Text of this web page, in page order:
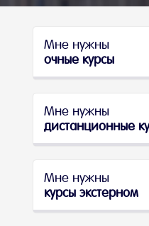
Мне нужны
очные курсы
Мне нужны
дистанционные
Мне нужны
курсы экстерном